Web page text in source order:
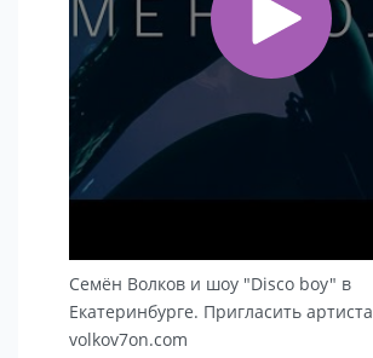
Семён Волков и шоу "Disco boy" в
Екатеринбурге. Пригласить артиста
volkov7on.com